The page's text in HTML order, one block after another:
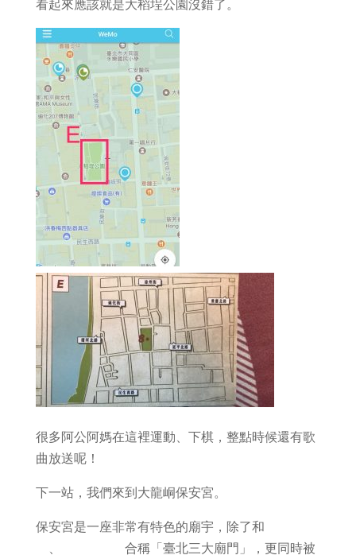
看起來應該就是大稻埕公園沒錯了。
很多阿公阿媽在這裡運動、下棋，整點時候還有歌
曲放送呢！
下一站，我們來到大龍峒保安宮。
保安宮是一座非常有特色的廟宇， 除了和
、
合稱「臺北三大廟門」，更同時被